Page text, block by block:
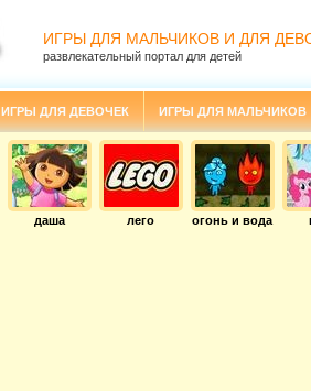
ИГРЫ ДЛЯ МАЛЬЧИКОВ И ДЛЯ
развлекательный портал для детей
ИГРЫ ДЛЯ ДЕВОЧЕК ИГРЫ ДЛЯ МАЛЬЧИКОВ
даша лего огонь и вода